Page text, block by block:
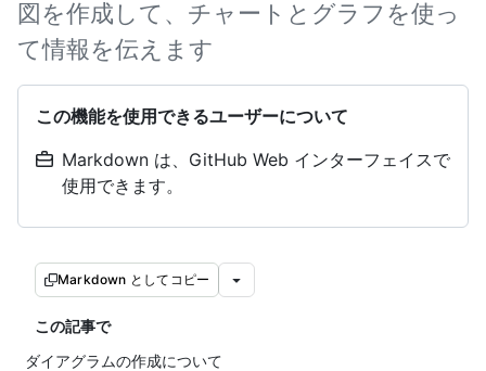
図を作成して、チャートとグラフを使っ
て情報を伝えます
この機能を使用できるユーザーについて
Markdown は、GitHub Web インターフェイスで
使用できます。
Markdown としてコピー
この記事で
ダイアグラムの作成について